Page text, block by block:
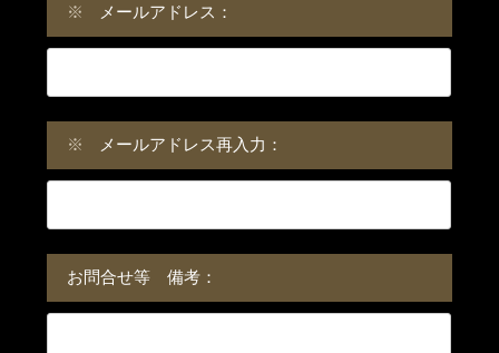
※ メールアドレス：
※ メールアドレス再入力：
お問合せ等 備考：